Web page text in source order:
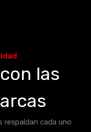
las
respaldan cada uno